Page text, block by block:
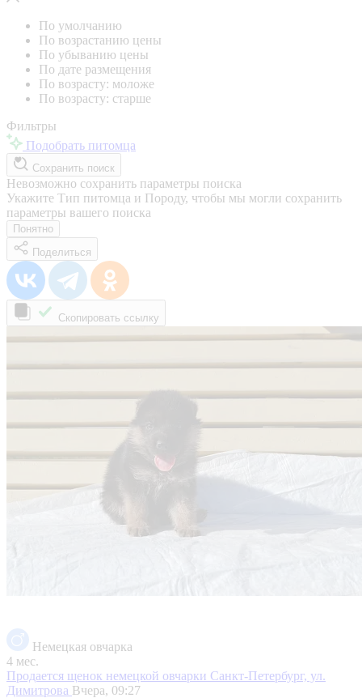
По умолчанию
По возрастанию цены
По убыванию цены
По дате размещения
По возрасту: моложе
По возрасту: старше
Фильтры
Подобрать питомца
Сохранить поиск
Невозможно сохранить параметры поиска
Укажите Тип питомца и Породу, чтобы мы могли сохранить
параметры вашего поиска
Понятно
Поделиться
Скопировать ссылку
Немецкая овчарка
4 мес.
Продается щенок немецкой овчарки Санкт-Петербург, ул.
Димитрова Вчера, 09:27